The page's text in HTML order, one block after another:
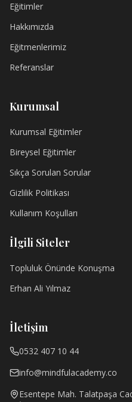
Eğitimler
Hakkımızda
Eğitmenlerimiz
Referanslar
Kurumsal
Kurumsal Eğitimler
Bireysel Eğitimler
Sıkça Sorulan Sorular
Gizlilik Politikası
Kullanım Koşulları
İlgili Siteler
Topluluk Önünde Konuşma
Erhan Ali Yılmaz
İletişim
0532 407 10 44
info@mindfulacademy.co
Esentepe Mah. Talatpaşa